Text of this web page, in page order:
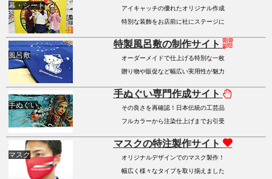
幕・シート
アイキャッチの優れたオリジナル作成
特別な装飾をお店前に社にステージに
風呂敷
特製風呂敷の制作サイト
オーダーメイドで仕上げる特別な一枚
贈り物や販促など幅広い実用性が魅力
手ぬぐい
手ぬぐい専門作成サイト
その良さを再確認！日本伝統の工芸品
フルカラーから注染仕上げまでお引受
マスク
マスクの特注製作サイト
オリジナルデザインでのマスク製作！
幅広く様々なタイプを取り揃えました